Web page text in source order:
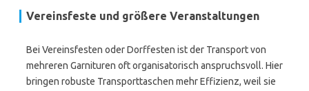
Vereinsfeste und größere Veranstaltungen
Bei Vereinsfesten oder Dorffesten ist der Transport von
mehreren Garnituren oft organisatorisch anspruchsvoll. Hier
bringen robuste Transporttaschen mehr Effizienz, weil sie